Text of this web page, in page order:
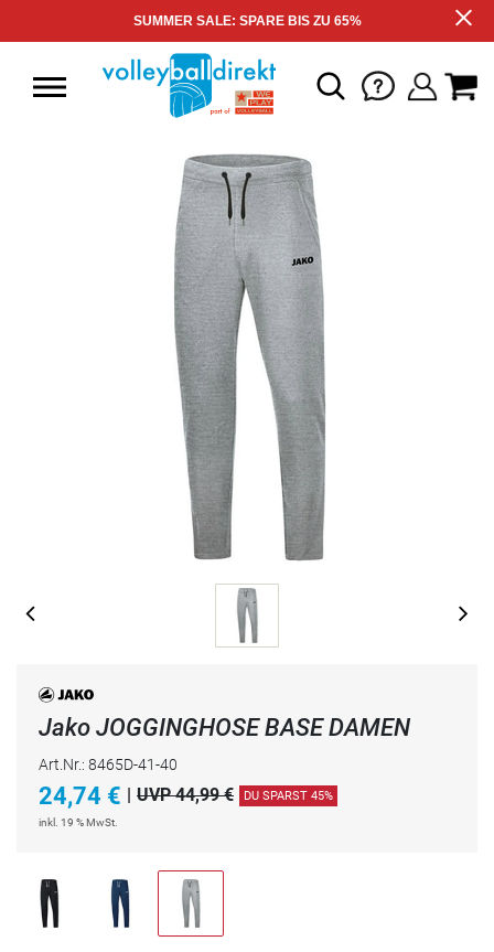
SUMMER SALE: SPARE BIS ZU 65%
Jako JOGGINGHOSE BASE DAMEN
Art.Nr.: 8465D-41-40
24,74 € UVP 44,99 € DU SPARST 45%
inkl. 19 % MwSt.